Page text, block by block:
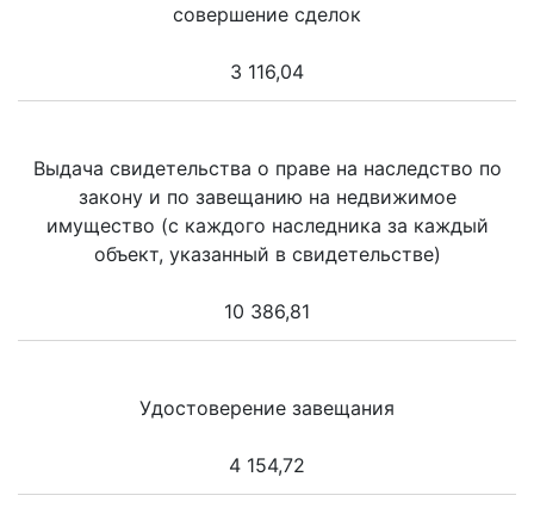
совершение сделок
3 116,04
Выдача свидетельства о праве на наследство по
закону и по завещанию на недвижимое
имущество (с каждого наследника за каждый
объект, указанный в свидетельстве)
10 386,81
Удостоверение завещания
4 154,72